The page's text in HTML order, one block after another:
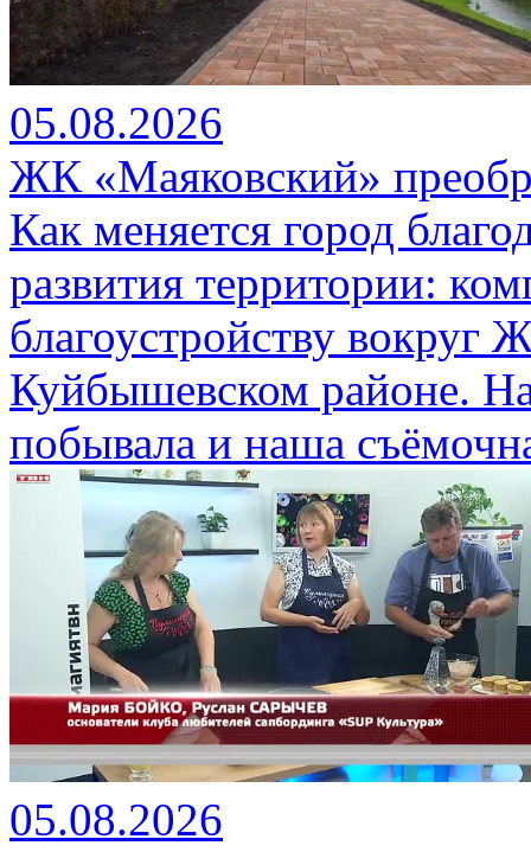
05.08.2026
ЖК «Маяковский»
Как меняется город
развития территории:
благоустройству вокруг
Куйбышевском районе.
побывала и наша
05.08.2026